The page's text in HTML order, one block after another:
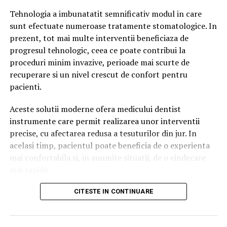
deschis spre schimbare Åi spre Ã®nvÄÅ£area Åi
respectarea valorilor unei societÄÅ£i democratice.
ARTICOLE PE ACEIASI TEMA:
URMATORUL
EcologiÅtii Ã®i cer Gabrielei Firea sÄ opreascÄ
distrugerea Parcului HerÄstrÄu
DÄnuÈ Pop, Partidul Ecologist: „Mediul de afaceri
trebuie ajutat ACUM, nu are nevoie de salvatori populiÈti
ulterior”
Până de curând, procesul era simplu.
Un utilizator căuta:
agenție SEO
Google afișa o listă de rezultate.
Persoana analiza mai multe site-uri și decidea ce
companie să contacteze.
Astăzi, aceeași persoană poate întreba:
Tehnologia a imbunatatit semnificativ modul in care
sunt efectuate numeroase tratamente stomatologice. In
prezent, tot mai multe interventii beneficiaza de
progresul tehnologic, ceea ce poate contribui la
proceduri minim invazive, perioade mai scurte de
recuperare si un nivel crescut de confort pentru
pacienti.
Aceste solutii moderne ofera medicului dentist
instrumente care permit realizarea unor interventii
precise, cu afectarea redusa a tesuturilor din jur. In
acelasi timp, pacientul poate beneficia de o experienta
mai confortabila si, in anumite situatii, de o vindecare
Printre inovatiile utilizate tot mai frecvent in
numeroase proceduri care pot beneficia de
CITESTE IN CONTINUARE